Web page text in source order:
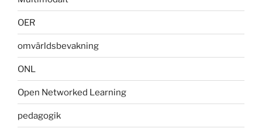
OER
omvärldsbevakning
ONL
Open Networked Learning
pedagogik